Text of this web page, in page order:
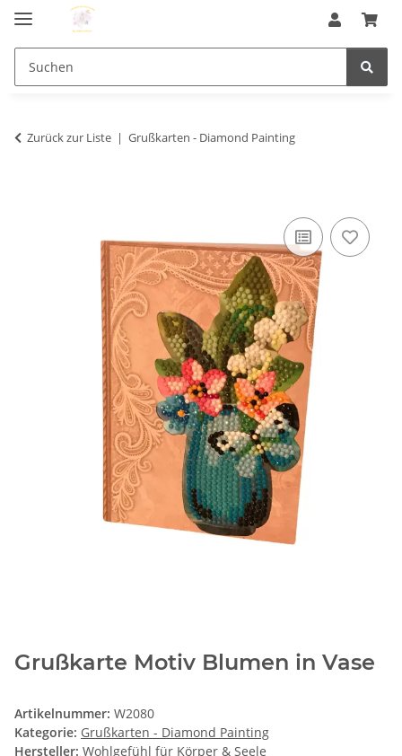
Zurück zur Liste Grußkarten - Diamond Painting
Grußkarte Motiv Blumen in Vase
Artikelnummer: W2080
Kategorie: Grußkarten - Diamond Painting
Hersteller: Wohlgefühl für Körper & Seele